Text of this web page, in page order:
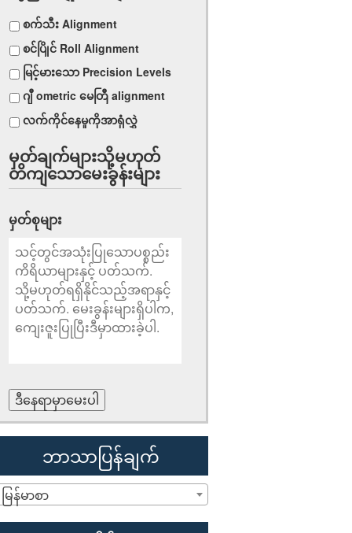
စက်သီး Alignment
စင်ပြိုင် Roll Alignment
မြင့်မားသော Precision Levels
ဂျီ ometric မေတြီ alignment
လက်ကိုင်နေမှုကိုအာရုံလွှဲ
မှတ်ချက်များသို့မဟုတ်
တိကျသောမေးခွန်းများ
မှတ်စုများ
ဒီနေရာမှာမေးပါ
ဘာသာပြန်ချက်
မြန်မာစာ